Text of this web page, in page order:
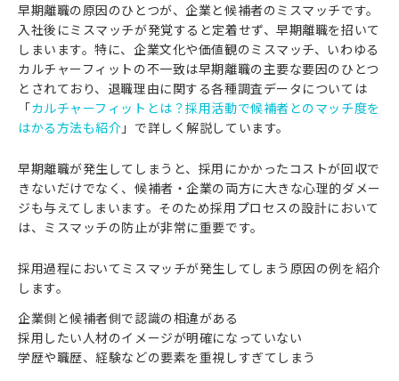
早期離職の原因のひとつが、企業と候補者のミスマッチです。
入社後にミスマッチが発覚すると定着せず、早期離職を招いて
しまいます。特に、企業文化や価値観のミスマッチ、いわゆる
カルチャーフィットの不一致は早期離職の主要な要因のひとつ
とされており、退職理由に関する各種調査データについては
「カルチャーフィットとは？採用活動で候補者とのマッチ度を
はかる方法も紹介 」で詳しく解説しています。
早期離職が発生してしまうと、採用にかかったコストが回収で
きないだけでなく、候補者・企業の両方に大きな心理的ダメー
ジも与えてしまいます。そのため採用プロセスの設計において
は、ミスマッチの防止が非常に重要です。
採用過程においてミスマッチが発生してしまう原因の例を紹介
します。
企業側と候補者側で認識の相違がある
採用したい人材のイメージが明確になっていない
学歴や職歴、経験などの要素を重視しすぎてしまう